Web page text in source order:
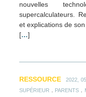
nouvelles
supercalculateurs.
et explications de
[…]
RESSOURCE 2022,
SUPÉRIEUR
PARENTS